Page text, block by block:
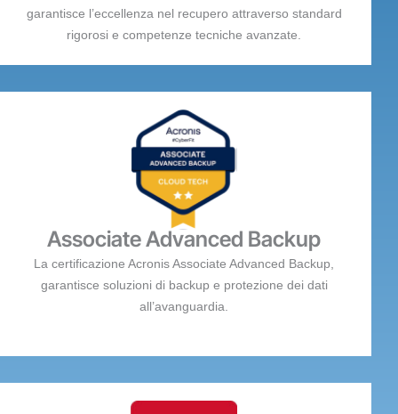
garantisce l’eccellenza nel recupero attraverso standard
rigorosi e competenze tecniche avanzate.
Associate Advanced Backup
La certificazione Acronis Associate Advanced Backup,
garantisce soluzioni di backup e protezione dei dati
all’avanguardia.